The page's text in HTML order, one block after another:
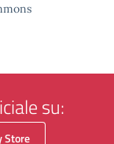
su:
Store